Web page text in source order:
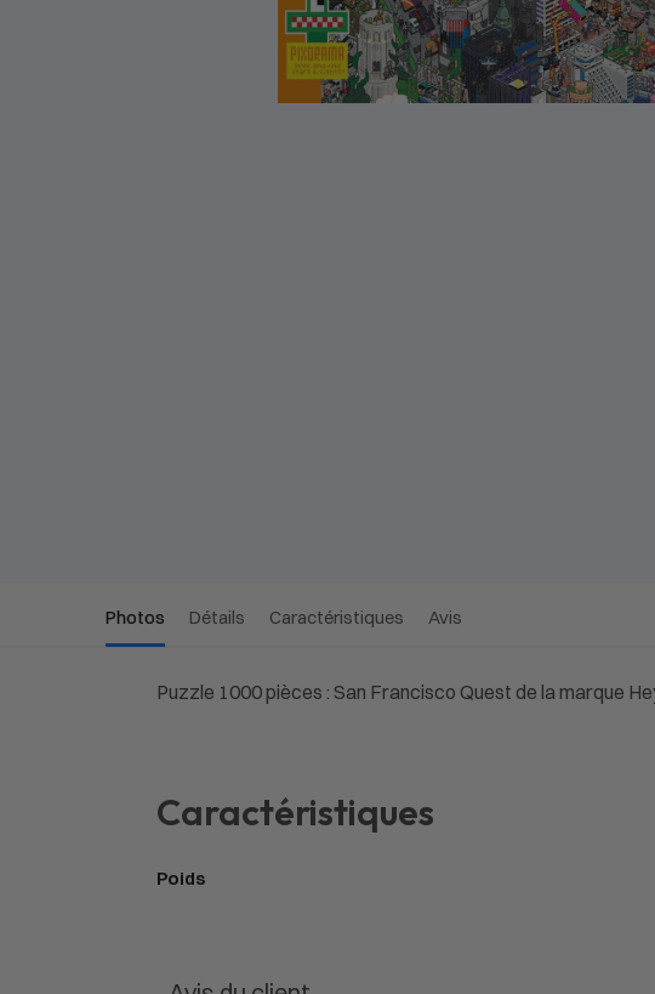
Photos Détails Caractéristiques Avis
Puzzle 1000 pièces : San Francisco Quest de la marque
Caractéristiques
Poids